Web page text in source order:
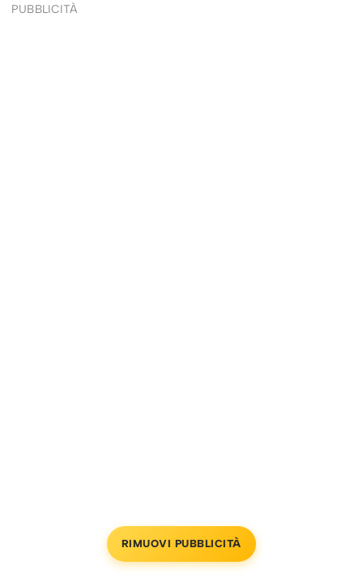
PUBBLICITÀ
RIMUOVI PUBBLICITÀ